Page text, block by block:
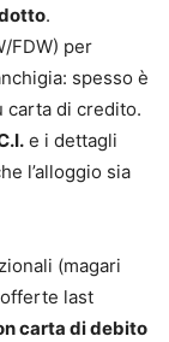
.
FDW) per
spesso è
carta di credito.
e i dettagli
l’alloggio sia
(magari
last
carta di debito